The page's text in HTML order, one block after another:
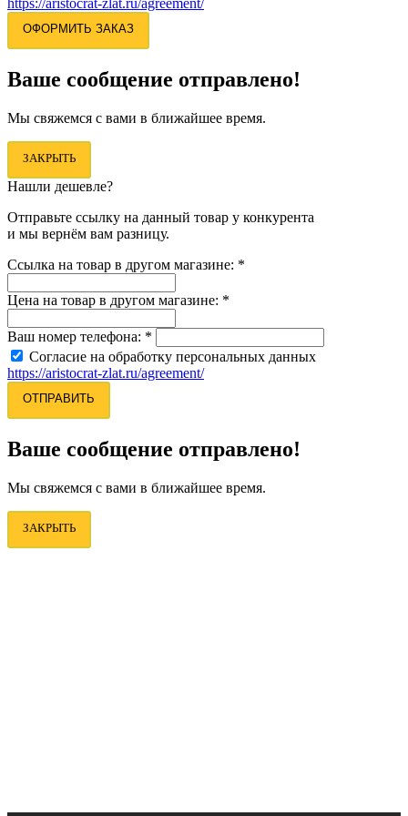
ОФОРМИТЬ ЗАКАЗ
Ваше сообщение отправлено!
Мы свяжемся с вами в ближайшее время.
ЗАКРЫТЬ
Нашли дешевле?
Отправьте ссылку на данный товар у конкурента
и мы вернём вам разницу.
Ссылка на товар в другом магазине: *
Цена на товар в другом магазине: *
Ваш номер телефона: *
Согласие на обработку персональных данных
https://aristocrat-zlat.ru/agreement/
ОТПРАВИТЬ
Ваше сообщение отправлено!
Мы свяжемся с вами в ближайшее время.
ЗАКРЫТЬ